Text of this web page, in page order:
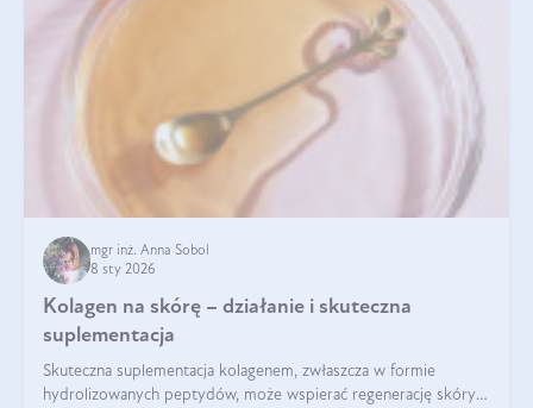
mgr inż. Anna Sobol
8 sty 2026
Kolagen na skórę – działanie i skuteczna
suplementacja
Skuteczna suplementacja kolagenem, zwłaszcza w formie
hydrolizowanych peptydów, może wspierać regenerację skóry i